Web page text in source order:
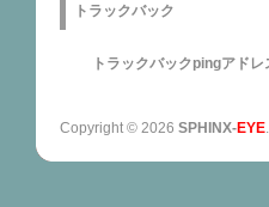
トラックバック
トラックバックpingアドレ
Copyright © 2026 SPHINX-EYE